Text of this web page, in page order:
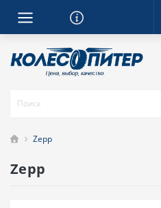
Zepp
Zepp